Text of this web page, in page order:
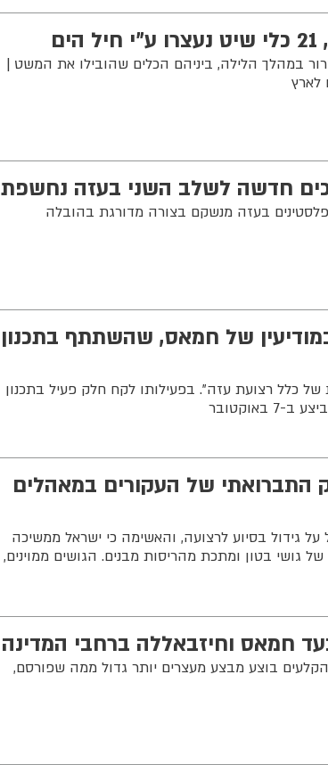
כלי שיט ממשט הטרור במהלך הלילה, ביניהם הכלים שהובילו את המשט |
חדשה לשלב השני בעזה נחשפת
בעזה מנשקם בצורה מדורגת בהובלה
של חמאס, שהשתתף בתכנון
כלל רצועת עזה". בפעילותו לקח חלק פעיל בתכנון
התברואתי של העקורים במאהלים
גידול בסיוע לרצועה, והאשימה כי ישראל ממשיכה
גושי בטון ומתכת מהריסות מבנים. הגושים ממוינים,
חמאס וחיזבאללה ברחבי המדינה
בוצע מבצע מעצרים יותר גדול ממה שפורסם,